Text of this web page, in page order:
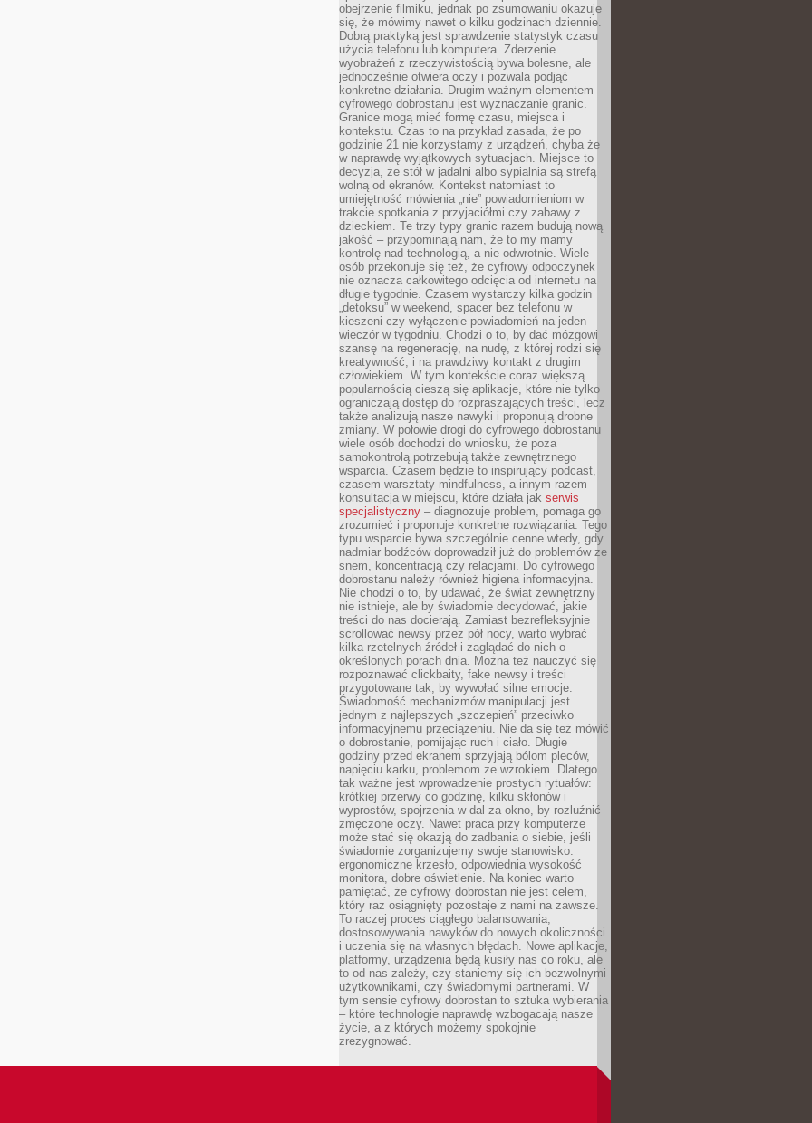
obejrzenie filmiku, jednak po zsumowaniu okazuje
się, że mówimy nawet o kilku godzinach dziennie.
Dobrą praktyką jest sprawdzenie statystyk czasu
użycia telefonu lub komputera. Zderzenie
wyobrażeń z rzeczywistością bywa bolesne, ale
jednocześnie otwiera oczy i pozwala podjąć
konkretne działania. Drugim ważnym elementem
cyfrowego dobrostanu jest wyznaczanie granic.
Granice mogą mieć formę czasu, miejsca i
kontekstu. Czas to na przykład zasada, że po
godzinie 21 nie korzystamy z urządzeń, chyba że
w naprawdę wyjątkowych sytuacjach. Miejsce to
decyzja, że stół w jadalni albo sypialnia są strefą
wolną od ekranów. Kontekst natomiast to
umiejętność mówienia „nie” powiadomieniom w
trakcie spotkania z przyjaciółmi czy zabawy z
dzieckiem. Te trzy typy granic razem budują nową
jakość – przypominają nam, że to my mamy
kontrolę nad technologią, a nie odwrotnie. Wiele
osób przekonuje się też, że cyfrowy odpoczynek
nie oznacza całkowitego odcięcia od internetu na
długie tygodnie. Czasem wystarczy kilka godzin
„detoksu” w weekend, spacer bez telefonu w
kieszeni czy wyłączenie powiadomień na jeden
wieczór w tygodniu. Chodzi o to, by dać mózgowi
szansę na regenerację, na nudę, z której rodzi się
kreatywność, i na prawdziwy kontakt z drugim
człowiekiem. W tym kontekście coraz większą
popularnością cieszą się aplikacje, które nie tylko
ograniczają dostęp do rozpraszających treści, lecz
także analizują nasze nawyki i proponują drobne
zmiany. W połowie drogi do cyfrowego dobrostanu
wiele osób dochodzi do wniosku, że poza
samokontrolą potrzebują także zewnętrznego
wsparcia. Czasem będzie to inspirujący podcast,
czasem warsztaty mindfulness, a innym razem
konsultacja w miejscu, które działa jak serwis
specjalistyczny – diagnozuje problem, pomaga go
zrozumieć i proponuje konkretne rozwiązania. Tego
typu wsparcie bywa szczególnie cenne wtedy, gdy
nadmiar bodźców doprowadził już do problemów ze
snem, koncentracją czy relacjami. Do cyfrowego
dobrostanu należy również higiena informacyjna.
Nie chodzi o to, by udawać, że świat zewnętrzny
nie istnieje, ale by świadomie decydować, jakie
treści do nas docierają. Zamiast bezrefleksyjnie
scrollować newsy przez pół nocy, warto wybrać
kilka rzetelnych źródeł i zaglądać do nich o
określonych porach dnia. Można też nauczyć się
rozpoznawać clickbaity, fake newsy i treści
przygotowane tak, by wywołać silne emocje.
Świadomość mechanizmów manipulacji jest
jednym z najlepszych „szczepień” przeciwko
informacyjnemu przeciążeniu. Nie da się też mówić
o dobrostanie, pomijając ruch i ciało. Długie
godziny przed ekranem sprzyjają bólom pleców,
napięciu karku, problemom ze wzrokiem. Dlatego
tak ważne jest wprowadzenie prostych rytuałów:
krótkiej przerwy co godzinę, kilku skłonów i
wyprostów, spojrzenia w dal za okno, by rozluźnić
zmęczone oczy. Nawet praca przy komputerze
może stać się okazją do zadbania o siebie, jeśli
świadomie zorganizujemy swoje stanowisko:
ergonomiczne krzesło, odpowiednia wysokość
monitora, dobre oświetlenie. Na koniec warto
pamiętać, że cyfrowy dobrostan nie jest celem,
który raz osiągnięty pozostaje z nami na zawsze.
To raczej proces ciągłego balansowania,
dostosowywania nawyków do nowych okoliczności
i uczenia się na własnych błędach. Nowe aplikacje,
platformy, urządzenia będą kusiły nas co roku, ale
to od nas zależy, czy staniemy się ich bezwolnymi
użytkownikami, czy świadomymi partnerami. W
tym sensie cyfrowy dobrostan to sztuka wybierania
– które technologie naprawdę wzbogacają nasze
życie, a z których możemy spokojnie
zrezygnować.